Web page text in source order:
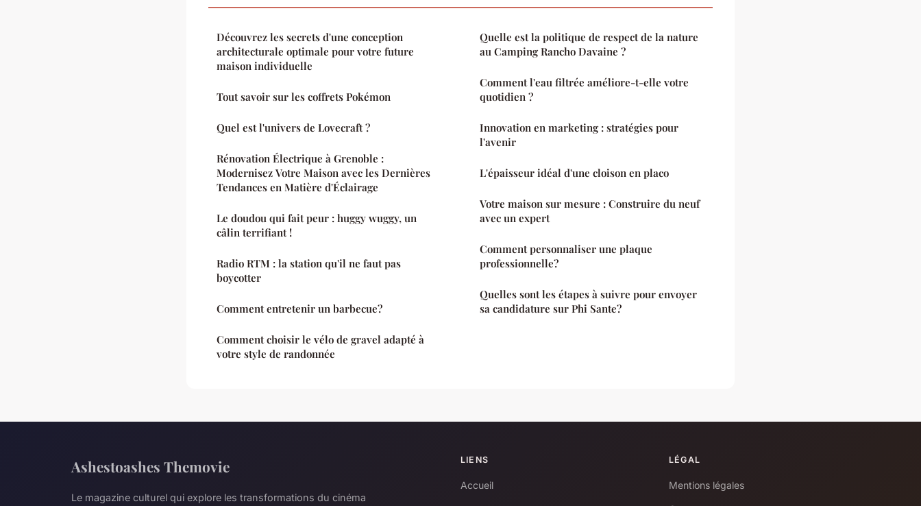
Découvrez les secrets d'une conception
architecturale optimale pour votre future
maison individuelle
Tout savoir sur les coffrets Pokémon
Quel est l'univers de Lovecraft ?
Rénovation Électrique à Grenoble :
Modernisez Votre Maison avec les Dernières
Tendances en Matière d'Éclairage
Le doudou qui fait peur : huggy wuggy, un
câlin terrifiant !
Radio RTM : la station qu'il ne faut pas
boycotter
Comment entretenir un barbecue?
Comment choisir le vélo de gravel adapté à
votre style de randonnée
Quelle est la politique de respect de la nature
au Camping Rancho Davaine ?
Comment l'eau filtrée améliore-t-elle votre
quotidien ?
Innovation en marketing : stratégies pour
l'avenir
L'épaisseur idéal d'une cloison en placo
Votre maison sur mesure : Construire du neuf
avec un expert
Comment personnaliser une plaque
professionnelle?
Quelles sont les étapes à suivre pour envoyer
sa candidature sur Phi Sante?
Ashestoashes Themovie
Le magazine culturel qui explore les transformations du cinéma
LIENS
Accueil
LÉGAL
Mentions légales